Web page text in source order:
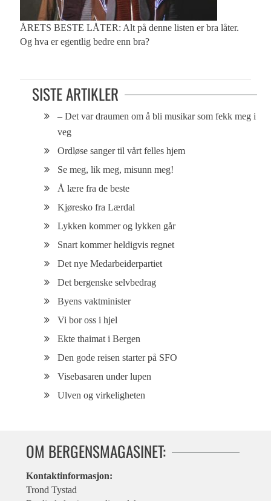
ÅRETS BESTE LÅTER: Alt på denne listen er bra låter.
Og hva er egentlig bedre enn bra?
SISTE ARTIKLER
– Det var draumen om å bli musikar som fekk meg i
veg
Ordløse sanger til vårt felles hjem
Se meg, lik meg, misunn meg!
Å lære fra de beste
Kjøresko fra Lærdal
Lykken kommer og lykken går
Snart kommer heldigvis regnet
Det nye Medarbeiderpartiet
Det bergenske selvbedrag
Byens vaktminister
Vi bor oss i hjel
Ekte thaimat i Bergen
Den gode reisen starter på SFO
Visebasaren under lupen
Ulven og virkeligheten
OM BERGENSMAGASINET:
Kontaktinformasjon:
Trond Tystad